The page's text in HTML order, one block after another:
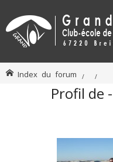
Index du forum
Profil de